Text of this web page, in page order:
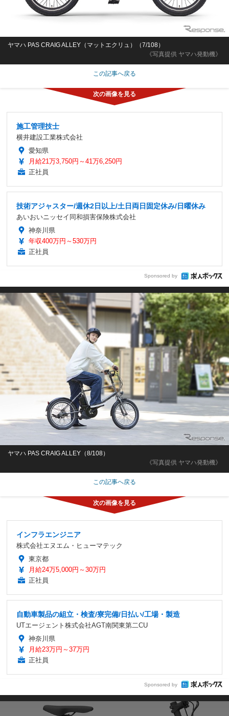
《写真提供 ヤマハ発動機》
ヤマハ PAS CRAIG ALLEY（マットエクリュ）（7/108）
この記事へ戻る
施工管理技士
横井建設工業株式会社
愛知県
月給21万3,750円～41万6,250円
正社員
技術アジャスター/週休2日以上/土日両日固定休み/日曜休み
あいおいニッセイ同和損害保険株式会社
神奈川県
年収400万円～530万円
正社員
Sponsored by
《写真提供 ヤマハ発動機》
ヤマハ PAS CRAIG ALLEY（8/108）
この記事へ戻る
インフラエンジニア
株式会社エヌエム・ヒューマテック
東京都
月給24万5,000円～30万円
正社員
自動車製品の組立・検査/寮完備/日払い/工場・製造
UTエージェント株式会社AGT南関東第二CU
神奈川県
月給23万円～37万円
正社員
Sponsored by